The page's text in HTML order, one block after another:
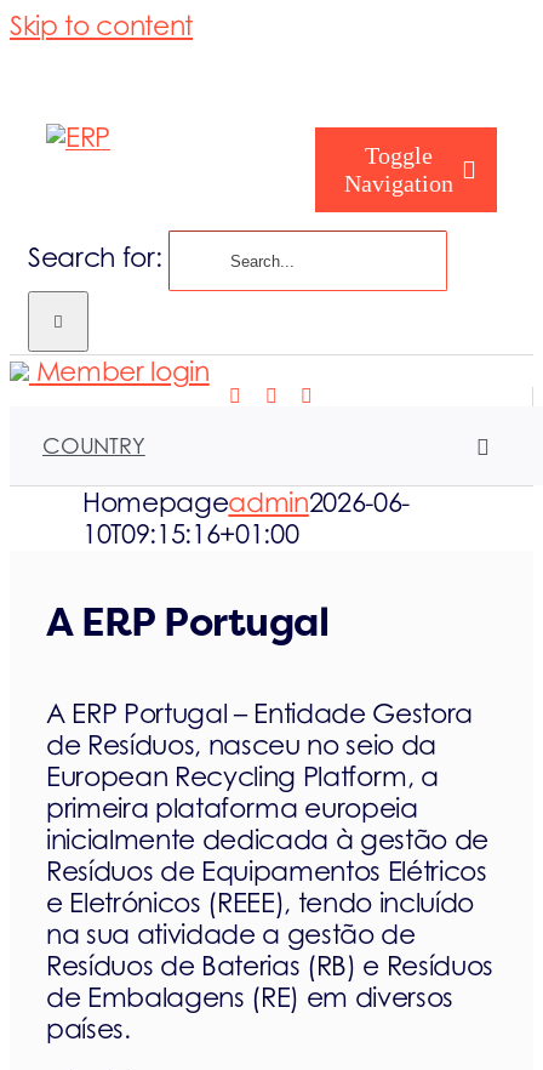
Skip to content
Toggle
Navigation
Search for:
COUNTRY
Member login
Homepageadmin2026-06-
10T09:15:16+01:00
A ERP Portugal
A ERP Portugal – Entidade Gestora
de Resíduos, nasceu no seio da
European Recycling Platform, a
primeira plataforma europeia
inicialmente dedicada à gestão de
Resíduos de Equipamentos Elétricos
e Eletrónicos (REEE), tendo incluído
na sua atividade a gestão de
Resíduos de Baterias (RB) e Resíduos
de Embalagens (RE) em diversos
países.